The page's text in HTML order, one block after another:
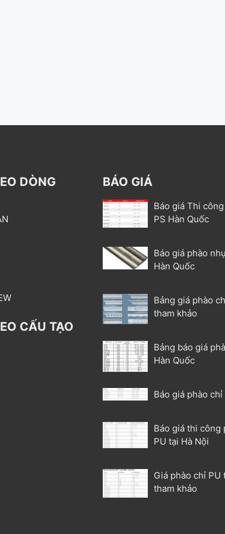
DÒNG
CẤU TẠO
BÁO GIÁ
Báo giá Thi
PS Hàn Quốc
Báo giá phào
Hàn Quốc
Bảng giá phào
tham khảo
Bảng báo giá
Hàn Quốc
Báo giá phào
Báo giá thi công
PU tại Hà Nội
Giá phào chỉ PU
tham khảo